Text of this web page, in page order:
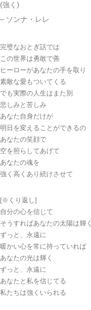
(強く)
– ソンナ・レレ
完璧なおとぎ話では
この世界は勇敢で善
ヒーローがあなたの手を取り
素敵な愛もついてくる
でも実際の人生はまた別
悲しみと苦しみ
あなた自身だけが
明日を変えることができるの
あなたの笑顔で
空を照らしてあげて
あなたの魂を
強く高くあり続けさせて
[※くり返し]
自分の心を信じて
そうすればあなたの太陽は輝く
ずっと、永遠に
暖かい心を常に持っていれば
あなたの光は輝く
ずっと、永遠に
あなたと私を信じてる
私たちは強くいられる